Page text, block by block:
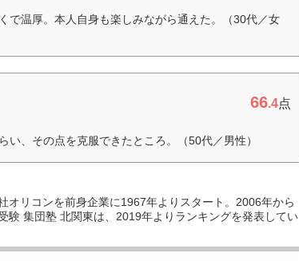
で温厚。本人自身も楽しみながら通えた。（30代／女
66.4点
い、その点を克服できたところ。（50代／男性）
オリコンを前身企業に1967年よりスタート。2006年から
験 集団塾 北関東は、2019年よりランキングを発表してい